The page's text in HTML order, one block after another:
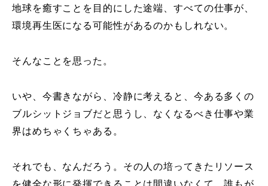
地球を癒すことを目的にした途端、すべての仕事が、
環境再生医になる可能性があるのかもしれない。
そんなことを思った。
いや、今書きながら、冷静に考えると、今ある多くの
ブルシットジョブだと思うし、なくなるべき仕事や業
界はめちゃくちゃある。
それでも、なんだろう。その人の培ってきたリソース